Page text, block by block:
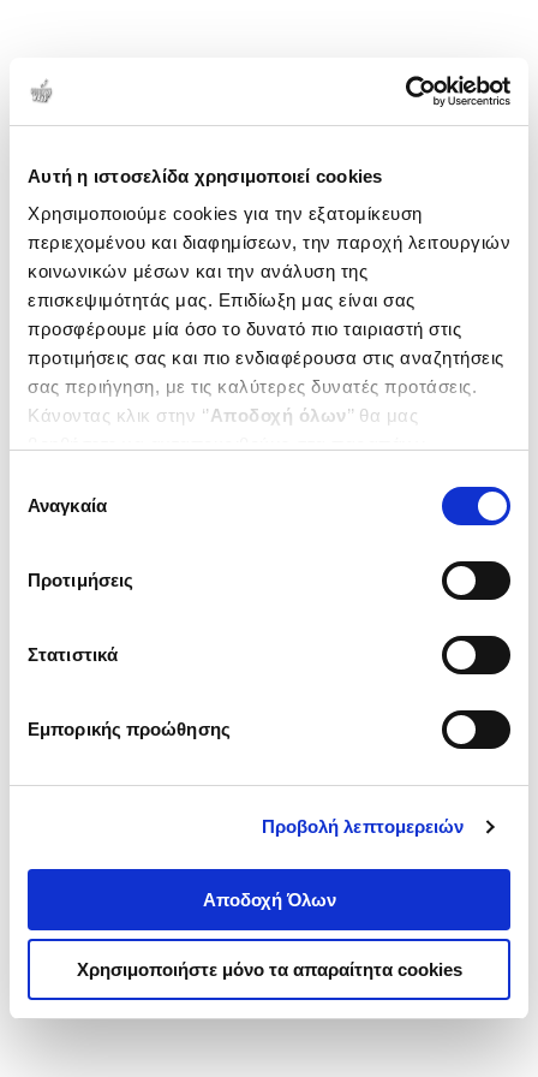
Αυτή η ιστοσελίδα χρησιμοποιεί cookies
Χρησιμοποιούμε cookies για την εξατομίκευση
περιεχομένου και διαφημίσεων, την παροχή λειτουργιών
κοινωνικών μέσων και την ανάλυση της
επισκεψιμότητάς μας. Επιδίωξη μας είναι σας
προσφέρουμε μία όσο το δυνατό πιο ταιριαστή στις
προτιμήσεις σας και πιο ενδιαφέρουσα στις αναζητήσεις
σας περιήγηση, με τις καλύτερες δυνατές προτάσεις.
Κάνοντας κλικ στην ‘’Αποδοχή όλων’’ θα μας
ενδιαφέρουν και να επιλέξετε από τα παρακάτω με την
΄΄και να ενημερωθείτε σχετικά με
συγκατάθεσης
Αναγκαία
Προτιμήσεις
Στατιστικά
Εμπορικής προώθησης
Προβολή λεπτομερειών
Αποδοχή Όλων
Χρησιμοποιήστε μόνο τα απαραίτητα cookies